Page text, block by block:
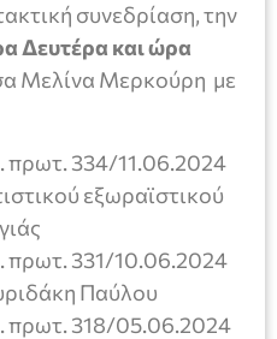
συνεδρίαση, την
Δευτέρα και ώρα
Μελίνα Μερκούρη με
πρωτ. 334/11.06.2024
εξωραϊστικού
πρωτ. 331/10.06.2024
Παύλου
πρωτ. 318/05.06.2024